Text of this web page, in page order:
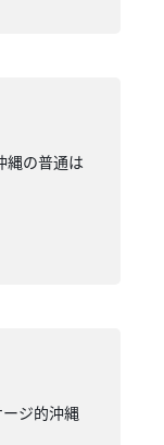
縄の普通は
ジ的沖縄